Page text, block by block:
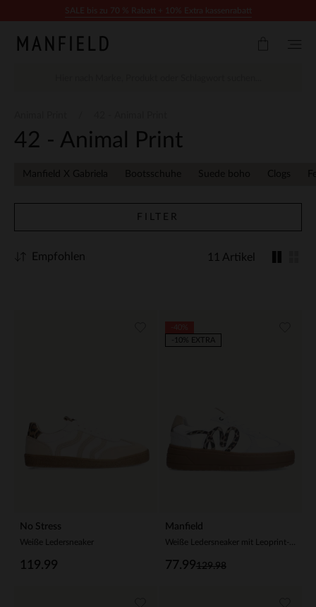
42 - Animal Print
Manfield X Gabriela Bootsschuhe Suede boho Clogs
FILTER
11 Artikel
Empfohlen
No Stress
Weiße Ledersneaker
119.99
Manfield
129.98
77.99
-10% EXTRA